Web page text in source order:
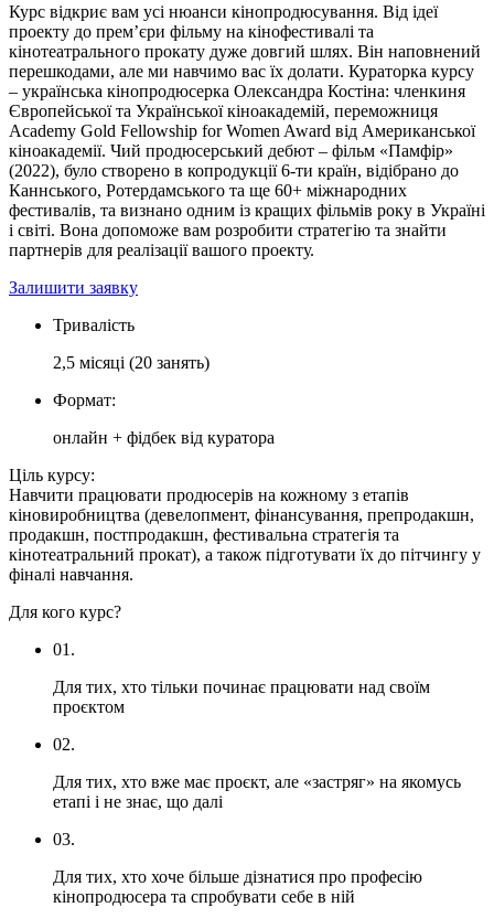
Курс відкриє вам усі нюанси кінопродюсування. Від ідеї
проекту до прем’єри фільму на кінофестивалі та
кінотеатрального прокату дуже довгий шлях. Він наповнений
перешкодами, але ми навчимо вас їх долати. Кураторка курсу
– українська кінопродюсерка Олександра Костіна: членкиня
Європейської та Української кіноакадемій, переможниця
Academy Gold Fellowship for Women Award від Американської
кіноакадемії. Чий продюсерський дебют – фільм «Памфір»
(2022), було створено в копродукції 6-ти країн, відібрано до
Каннського, Ротердамського та ще 60+ міжнародних
фестивалів, та визнано одним із кращих фільмів року в Україні
і світі. Вона допоможе вам розробити стратегію та знайти
партнерів для реалізації вашого проекту.
Залишити заявку
Тривалість
2,5 місяці (20 занять)
Формат:
онлайн + фідбек від куратора
Ціль курсу:
Навчити працювати продюсерів на кожному з етапів
кіновиробництва (девелопмент, фінансування, препродакшн,
продакшн, постпродакшн, фестивальна стратегія та
кінотеатральний прокат), а також підготувати їх до пітчингу у
фіналі навчання.
Для кого курс?
01.
Для тих, хто тільки починає працювати над своїм
проєктом
02.
Для тих, хто вже має проєкт, але «застряг» на якомусь
етапі і не знає, що далі
03.
Для тих, хто хоче більше дізнатися про професію
кінопродюсера та спробувати себе в ній